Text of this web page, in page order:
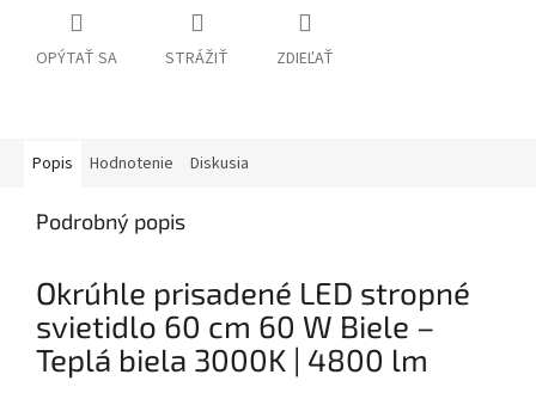
OPÝTAŤ SA STRÁŽIŤ ZDIEĽAŤ
Popis Hodnotenie Diskusia
Podrobný popis
Okrúhle prisadené LED stropné
svietidlo 60 cm 60 W Biele –
Teplá biela 3000K | 4800 lm